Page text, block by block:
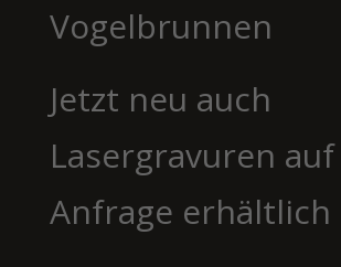
Vogelbrunnen
Jetzt neu auch
Lasergravuren auf
Anfrage erhältlich